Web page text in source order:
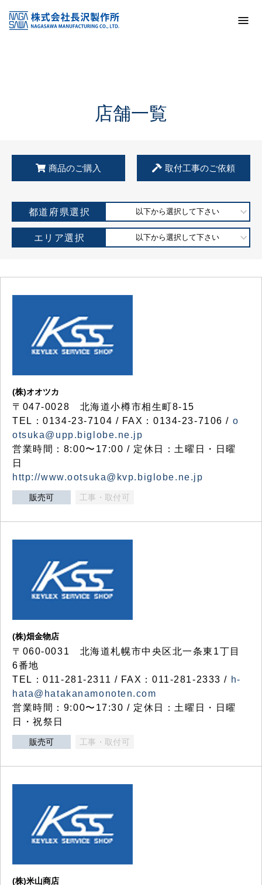
KSS加盟店・取扱店情報
店舗一覧
店舗一覧
商品のご購入 取付工事のご依頼
都道府県選択 以下から選択して下さい
エリア選択 以下から選択して下さい
(株)オオツカ
〒047-0028 北海道小樽市相生町8-15
TEL：0134-23-7104 / FAX：0134-23-7106 / o
otsuka@upp.biglobe.ne.jp
営業時間：8:00〜17:00 / 定休日：土曜日・日曜
日
http://www.ootsuka@kvp.biglobe.ne.jp
販売可 工事・取付可
(株)畑金物店
〒060-0031 北海道札幌市中央区北一条東1丁目
6番地
TEL：011-281-2311 / FAX：011-281-2333 / h-
hata@hatakanamonoten.com
営業時間：9:00〜17:30 / 定休日：土曜日・日曜
日・祝祭日
販売可 工事・取付可
(株)米山商店